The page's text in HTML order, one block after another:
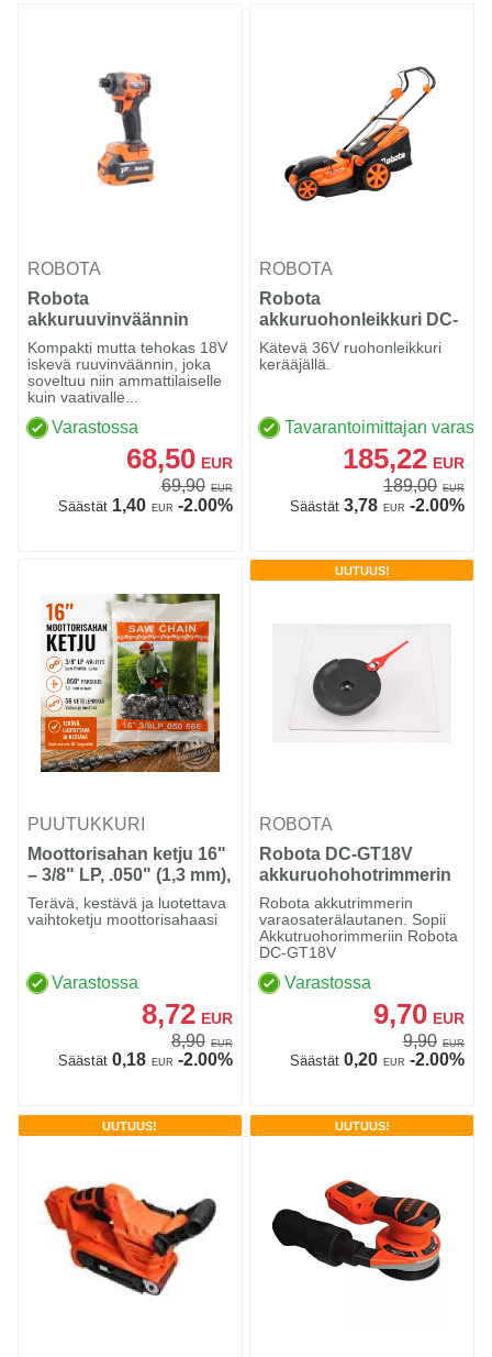
ROBOTA
Robota
akkuruuvinväännin
iskevä DC-QT18V runko
Kompakti mutta tehokas 18V
iskevä ruuvinväännin, joka
soveltuu niin ammattilaiselle
kuin vaativalle...
Varastossa
68,50 EUR
69,90 EUR
Säästät1,40 EUR -2.00%
ROBOTA
Robota
akkuruohonleikkuri DC-
LM36V runko
Kätevä 36V ruohonleikkuri
kerääjällä.
Tavarantoimittajan
185,22 EUR
189,00 EUR
Säästät3,78 EUR -2.00%
PUUTUKKURI
Moottorisahan ketju 16"
– 3/8" LP, .050" (1,3 mm),
56 vetolenkkiä
Terävä, kestävä ja luotettava
vaihtoketju moottorisahaasi
Varastossa
8,72 EUR
8,90 EUR
Säästät0,18 EUR -2.00%
UUTUUS!
ROBOTA
Robota DC-GT18V
akkuruohohotrimmerin
pää ja varaterä
Robota akkutrimmerin
varaosaterälautanen. Sopii
Akkutruohorimmeriin Robota
DC-GT18V
Varastossa
9,70 EUR
9,90 EUR
Säästät0,20 EUR -2.00%
UUTUUS! UUTUUS!